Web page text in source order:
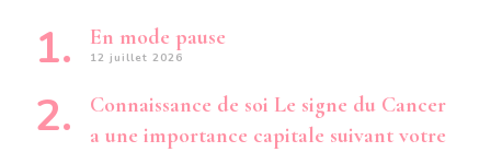
En mode pause
12 juillet 2026
Connaissance de soi Le signe du Cancer
a une importance capitale suivant votre